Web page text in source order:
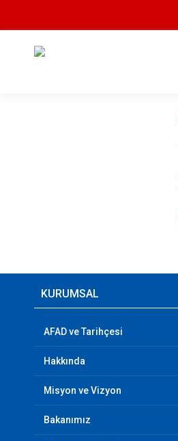
KURUMSAL
AFAD ve Tarihçesi
Hakkında
Misyon ve Vizyon
Bakanımız